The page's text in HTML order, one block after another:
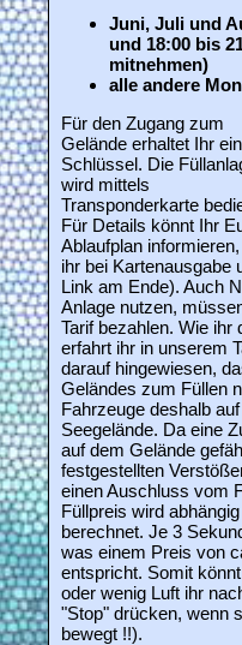
Juni, Juli und
und 18:00 bis
mitnehmen)
alle andere
Für den Zugang zum
Gelände erhaltet Ihr
Schlüssel. Die
wird mittels
Transponderkarte
Für Details könnt Ihr
Ablaufplan
ihr bei Kartenausgabe
Link am Ende). Auch
Anlage nutzen,
Tarif bezahlen. Wie ihr
erfahrt ihr in unserem
darauf hingewiesen,
Geländes zum Füllen
Fahrzeuge deshalb
Seegelände. Da eine
auf dem Gelände
festgestellten
einen Auschluss vom
Füllpreis wird
berechnet. Je 3
was einem Preis von
entspricht. Somit
oder wenig Luft ihr
"Stop" drücken, wenn
bewegt !!).